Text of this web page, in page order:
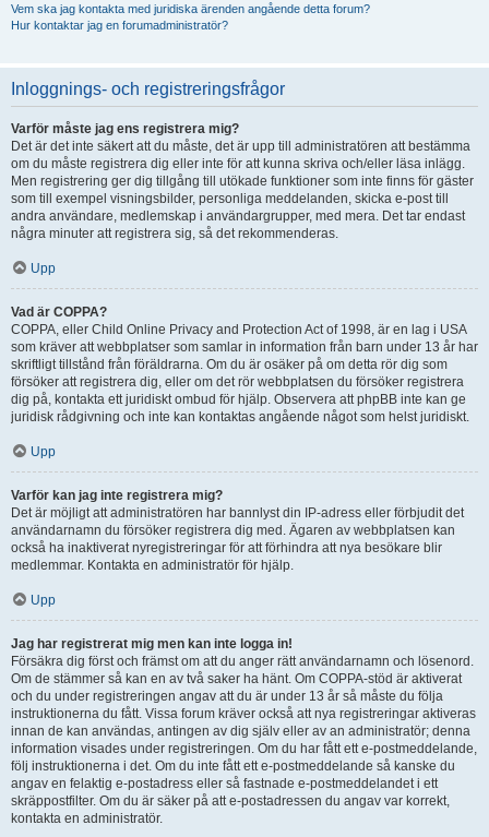
Vem ska jag kontakta med juridiska ärenden angående detta forum?
Hur kontaktar jag en forumadministratör?
Inloggnings- och registreringsfrågor
Varför måste jag ens registrera mig?
Det är det inte säkert att du måste, det är upp till administratören att bestämma
om du måste registrera dig eller inte för att kunna skriva och/eller läsa inlägg.
Men registrering ger dig tillgång till utökade funktioner som inte finns för gäster
som till exempel visningsbilder, personliga meddelanden, skicka e-post till
andra användare, medlemskap i användargrupper, med mera. Det tar endast
några minuter att registrera sig, så det rekommenderas.
Upp
Vad är COPPA?
COPPA, eller Child Online Privacy and Protection Act of 1998, är en lag i USA
som kräver att webbplatser som samlar in information från barn under 13 år har
skriftligt tillstånd från föräldrarna. Om du är osäker på om detta rör dig som
försöker att registrera dig, eller om det rör webbplatsen du försöker registrera
dig på, kontakta ett juridiskt ombud för hjälp. Observera att phpBB inte kan ge
juridisk rådgivning och inte kan kontaktas angående något som helst juridiskt.
Upp
Varför kan jag inte registrera mig?
Det är möjligt att administratören har bannlyst din IP-adress eller förbjudit det
användarnamn du försöker registrera dig med. Ägaren av webbplatsen kan
också ha inaktiverat nyregistreringar för att förhindra att nya besökare blir
medlemmar. Kontakta en administratör för hjälp.
Upp
Jag har registrerat mig men kan inte logga in!
Försäkra dig först och främst om att du anger rätt användarnamn och lösenord.
Om de stämmer så kan en av två saker ha hänt. Om COPPA-stöd är aktiverat
och du under registreringen angav att du är under 13 år så måste du följa
instruktionerna du fått. Vissa forum kräver också att nya registreringar aktiveras
innan de kan användas, antingen av dig själv eller av an administratör; denna
information visades under registreringen. Om du har fått ett e-postmeddelande,
följ instruktionerna i det. Om du inte fått ett e-postmeddelande så kanske du
angav en felaktig e-postadress eller så fastnade e-postmeddelandet i ett
skräppostfilter. Om du är säker på att e-postadressen du angav var korrekt,
kontakta en administratör.